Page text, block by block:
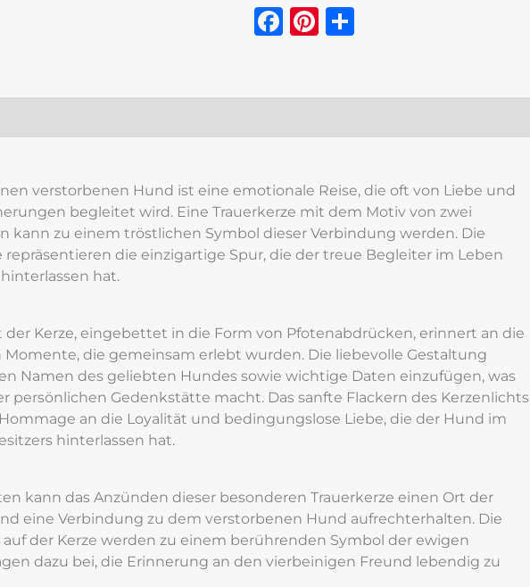
Facebook
Pinterest
verstorbenen Hund ist eine emotionale Reise, die oft von Liebe und
begleitet wird. Eine Trauerkerze mit dem Motiv von zwei
kann zu einem tröstlichen Symbol dieser Verbindung werden. Die
repräsentieren die einzigartige Spur, die der treue Begleiter im Leben
hat.
der Kerze, eingebettet in die Form von Pfotenabdrücken, erinnert an die
Momente, die gemeinsam erlebt wurden. Die liebevolle Gestaltung
Namen des geliebten Hundes sowie wichtige Daten einzufügen, was
persönlichen Gedenkstätte macht. Das sanfte Flackern des Kerzenlichts
an die Loyalität und bedingungslose Liebe, die der Hund im
hinterlassen hat.
kann das Anzünden dieser besonderen Trauerkerze einen Ort der
eine Verbindung zu dem verstorbenen Hund aufrechterhalten. Die
der Kerze werden zu einem berührenden Symbol der ewigen
dazu bei, die Erinnerung an den vierbeinigen Freund lebendig zu